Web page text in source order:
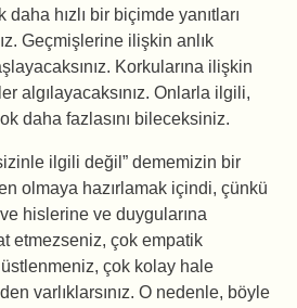
hızlı bir biçimde yanıtları
Geçmişlerine ilişkin anlık
Korkularına ilişkin
algılayacaksınız. Onlarla ilgili,
daha fazlasını bileceksiniz.
ilgili değil” dememizin bir
olmaya hazırlamak içindi, çünkü
hislerine ve duygularına
etmezseniz, çok empatik
çok kolay hale
varlıklarsınız. O nedenle, böyle